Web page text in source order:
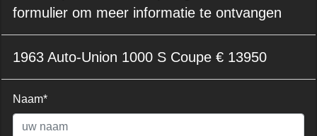
formulier om meer informatie te ontvangen
1963 Auto-Union 1000 S Coupe € 13950
Naam*